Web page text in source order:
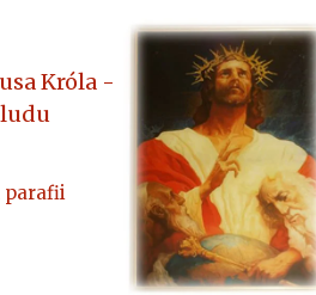
Króla -
ludu
parafii